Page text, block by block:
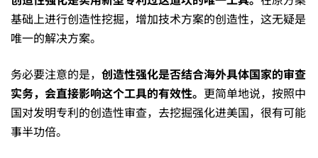
基础上进行创造性挖掘，增加技术方案的创造性，这无疑是
唯一的解决方案。
务必要注意的是， 创造性强化是否结合海外具体国家的审查
实务，会直接影响这个工具的有效性。 更简单地说，按照中
国对发明专利的创造性审查，去挖掘强化进美国，很有可能
事半功倍。